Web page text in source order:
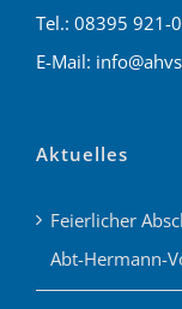
Tel.: 08395 921-0
E-Mail:
Aktuelles
Feierlicher
Abt-Hermann-